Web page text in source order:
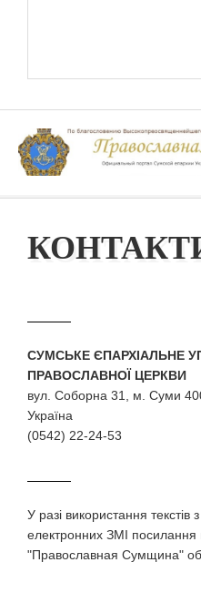
СУМСЬКЕ ЄПАРХІАЛЬНЕ
ПРАВОСЛАВНОЇ ЦЕРКВИ
вул. Соборна 31, м. Суми
(0542) 22-24-53
У разi використання текстiв
електронних ЗМI посилання
"Православная Сумщина"